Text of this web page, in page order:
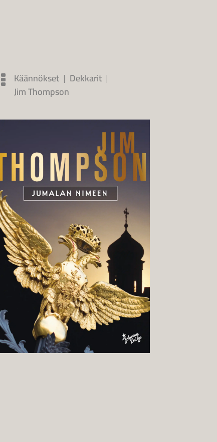
Käännökset | Dekkarit |
Jim Thompson